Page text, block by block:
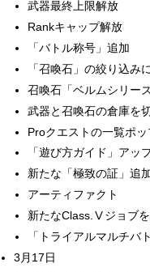
武器最終上限解放
Rankキャップ解放
「バトル称号」追加
「召喚石」の絞り込み
召喚石「ベルムシリー
武器と召喚石の倉庫を
Proクエストの一覧ポ
「遊び方ガイド」アッ
新たな「極致の証」追
アーティファクト
新たなClass.Ⅴジョブ
「トライアルマルチバ
3月17日